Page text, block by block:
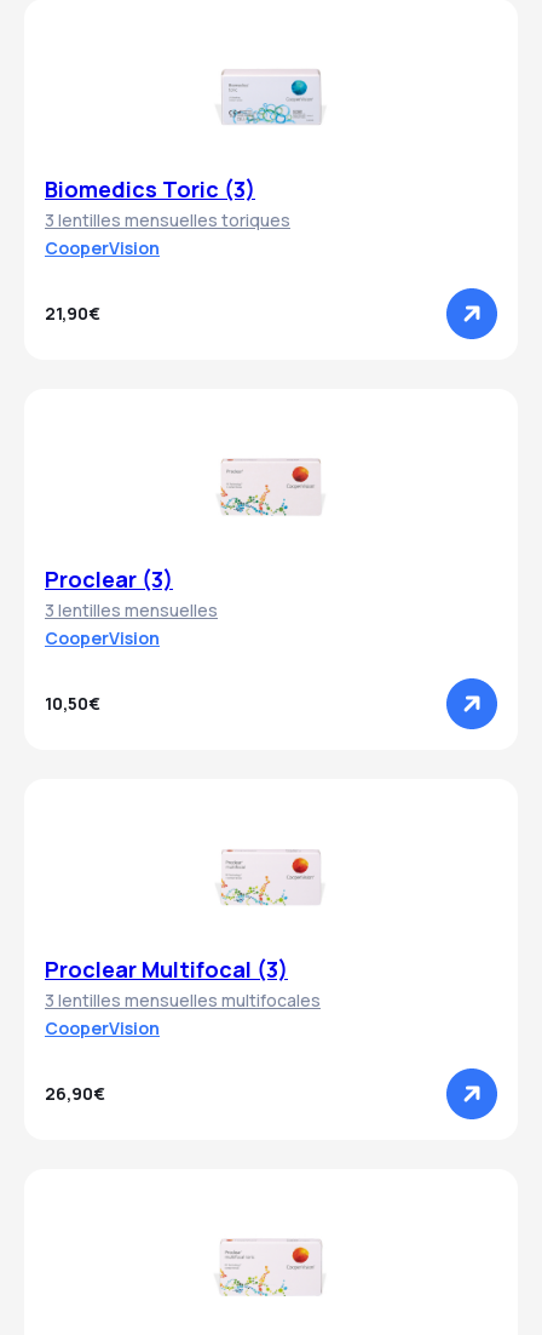
Biomedics Toric (3)
3 lentilles mensuelles toriques
CooperVision
21,90€
Proclear (3)
3 lentilles mensuelles
CooperVision
10,50€
Proclear Multifocal (3)
3 lentilles mensuelles multifocales
CooperVision
26,90€